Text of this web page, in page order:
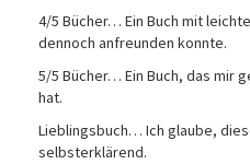
4/5 Bücher… Ein Buch mit
dennoch anfreunden konnte.
5/5 Bücher… Ein Buch, das mir
hat.
Lieblingsbuch… Ich glaube,
selbsterklärend.